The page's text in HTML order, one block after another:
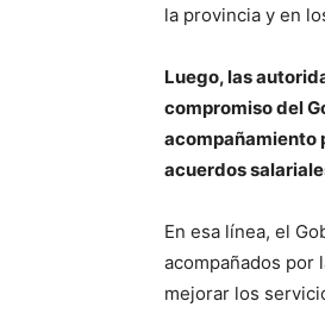
la provincia y en
Luego, las
compromiso del
acompañamiento
acuerdos
En esa línea, el
acompañados por
mejorar los